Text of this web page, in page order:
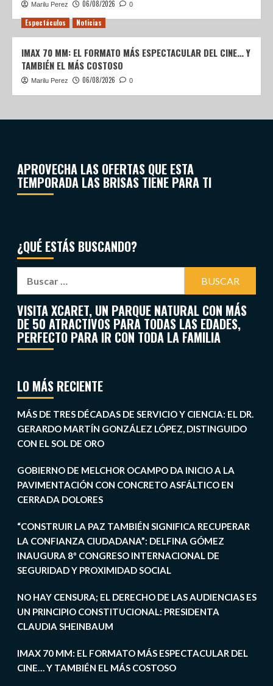
Marilu Perez 06/08/2026 0
Espectáculos Noticias
IMAX 70 MM: EL FORMATO MÁS ESPECTACULAR DEL CINE… Y
TAMBIÉN EL MÁS COSTOSO
Marilu Perez 06/08/2026 0
APROVECHA LAS OFERTAS QUE ESTA
TEMPORADA LAS BRISAS TIENE PARA TI
¿QUÉ ESTÁS BUSCANDO?
VISITA XCARET, UN PARQUE NATURAL CON MÁS
DE 50 ATRACTIVOS PARA TODAS LAS EDADES,
PERFECTO PARA IR CON TODA LA FAMILIA
LO MÁS RECIENTE
MÁS DE TRES DÉCADAS DE SERVICIO Y CIENCIA: EL DR.
GERARDO MARTÍN GONZÁLEZ LÓPEZ, DISTINGUIDO
CON EL SOL DE ORO
GOBIERNO DE MELCHOR OCAMPO DA INICIO A LA
PAVIMENTACIÓN CON CONCRETO ASFÁLTICO EN
CERRADA DOLORES
“CONSTRUIR LA PAZ TAMBIÉN SIGNIFICA RECUPERAR
LA CONFIANZA CIUDADANA”: DELFINA GÓMEZ
INAUGURA 8º CONGRESO INTERNACIONAL DE
SEGURIDAD Y PROXIMIDAD SOCIAL
NO HAY CENSURA; EL DERECHO DE LAS AUDIENCIAS ES
UN PRINCIPIO CONSTITUCIONAL: PRESIDENTA
CLAUDIA SHEINBAUM
IMAX 70 MM: EL FORMATO MÁS ESPECTACULAR DEL
CINE… Y TAMBIÉN EL MÁS COSTOSO